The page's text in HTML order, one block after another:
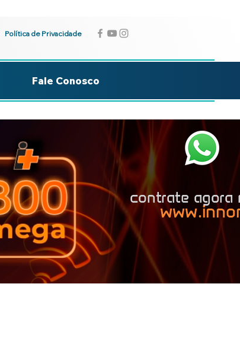
Política de Privacidade
Fale Conosco